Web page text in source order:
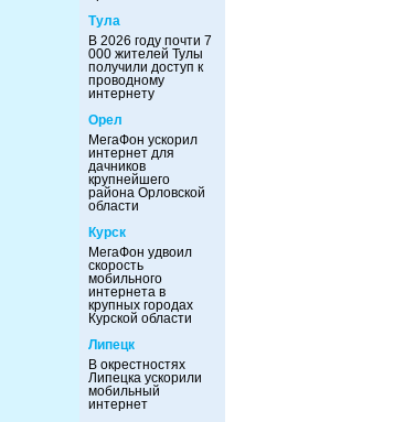
Тула
В 2026 году почти 7
000 жителей Тулы
получили доступ к
проводному
интернету
Орел
МегаФон ускорил
интернет для
дачников
крупнейшего
района Орловской
области
Курск
МегаФон удвоил
скорость
мобильного
интернета в
крупных городах
Курской области
Липецк
В окрестностях
Липецка ускорили
мобильный
интернет